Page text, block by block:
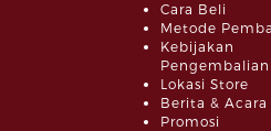
Cara Beli
Metode
Kebijakan
Pengembalian
Lokasi Store
Berita & Acara
Promosi